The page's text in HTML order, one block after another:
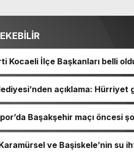
Kocaeli İlçe Başkanları belli
açıklama: Hürriyet
başlatmış
Başakşehir maçı öncesi
ve Başiskele’nin su